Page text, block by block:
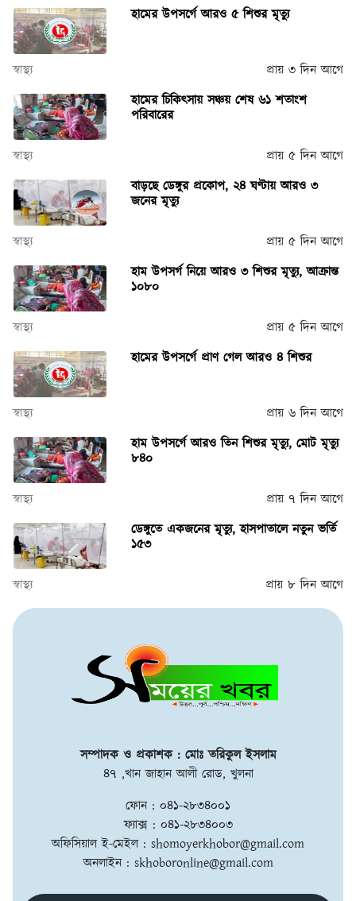
হামের উপসর্গে আরও ৫ শিশুর মৃত্যু
স্বাস্থ্য
প্রায় ৩ দিন আগে
হামের চিকিৎসায় সঞ্চয় শেষ ৬১ শতাংশ
পরিবারের
স্বাস্থ্য
প্রায় ৫ দিন আগে
বাড়ছে ডেঙ্গুর প্রকোপ, ২৪ ঘণ্টায় আরও ৩
জনের মৃত্যু
স্বাস্থ্য
প্রায় ৫ দিন আগে
হাম উপসর্গ নিয়ে আরও ৩ শিশুর মৃত্যু, আক্রান্ত
১০৮০
স্বাস্থ্য
প্রায় ৫ দিন আগে
হামের উপসর্গে প্রাণ গেল আরও ৪ শিশুর
স্বাস্থ্য
প্রায় ৬ দিন আগে
হাম উপসর্গে আরও তিন শিশুর মৃত্যু, মোট মৃত্যু
৮৪০
স্বাস্থ্য
প্রায় ৭ দিন আগে
ডেঙ্গুতে একজনের মৃত্যু, হাসপাতালে নতুন ভর্তি
১৫৩
স্বাস্থ্য প্রায় ৮ দিন আগে
সম্পাদক ও প্রকাশক : মোঃ তরিকুল ইসলাম
৪৭ ,খান জাহান আলী রোড, খুলনা
ফোন : ০৪১-২৮৩৪০০১
ফ্যাক্স : ০৪১-২৮৩৪০০৩
অফিসিয়াল ই-মেইল : shomoyerkhobor@gmail.com
অনলাইন : skhoboronline@gmail.com